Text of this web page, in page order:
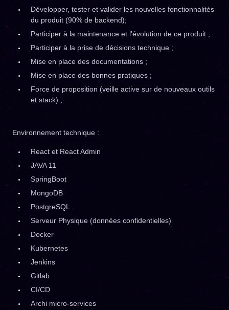
Développer, tester et valider les nouvelles fonctionnalités
du produit (90% de backend);
Participer à la maintenance et l'évolution de ce produit ;
Participer à la prise de décisions technique ;
Mise en place des documentations ;
Mise en place des bonnes pratiques ;
Force de proposition (veille active sur de nouveaux outils
et stack) ;
Environnement technique :
React et React Admin
JAVA 11
SpringBoot
MongoDB
PostgreSQL
Serveur Physique (données confidentielles)
Docker
Kubernetes
Jenkins
Gitlab
CI/CD
Archi micro-services